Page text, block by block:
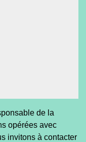
de la
opérées avec
invitons à contacter